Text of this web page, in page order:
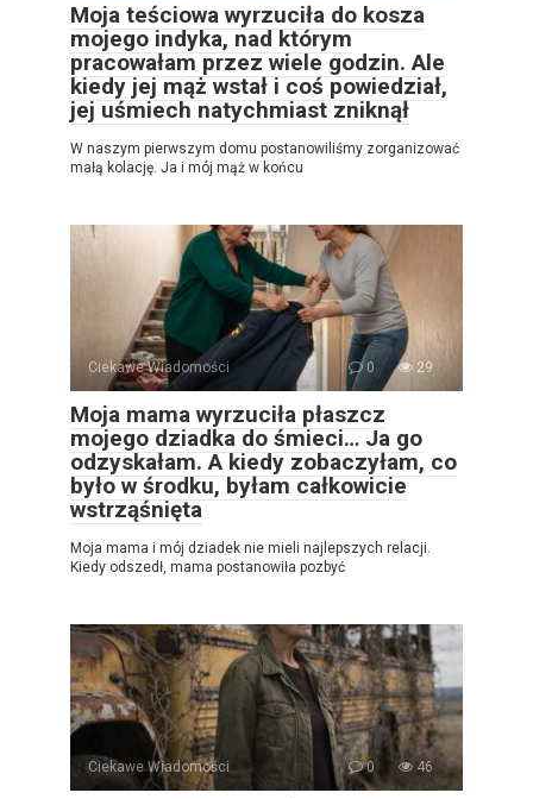
Moja teściowa wyrzuciła do kosza
mojego indyka, nad którym
pracowałam przez wiele godzin. Ale
kiedy jej mąż wstał i coś powiedział,
jej uśmiech natychmiast zniknął
W naszym pierwszym domu postanowiliśmy zorganizować
małą kolację. Ja i mój mąż w końcu
Ciekawe Wiadomości 0 29
Moja mama wyrzuciła płaszcz
mojego dziadka do śmieci… Ja go
odzyskałam. A kiedy zobaczyłam, co
było w środku, byłam całkowicie
wstrząśnięta
Moja mama i mój dziadek nie mieli najlepszych relacji.
Kiedy odszedł, mama postanowiła pozbyć
Ciekawe Wiadomości 0 46